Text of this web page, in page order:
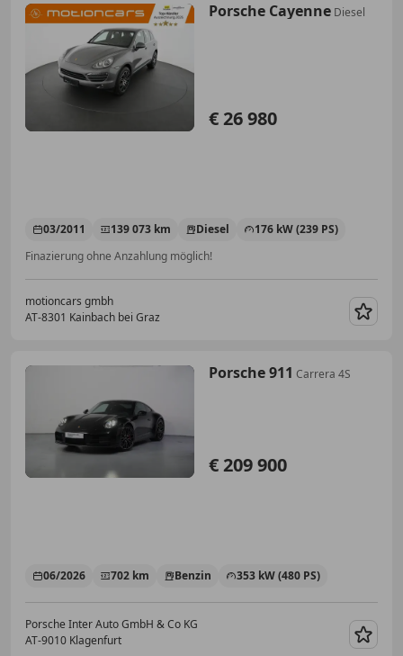
Porsche Cayenne Diesel
€ 26 980
03/2011 139 073 km Diesel
176 kW (239 PS)
Finazierung ohne Anzahlung möglich!
motioncars gmbh
AT-8301 Kainbach bei Graz
Porsche 911 Carrera 4S
€ 209 900
06/2026 702 km Benzin 353 kW (480 PS)
Porsche Inter Auto GmbH & Co KG
AT-9010 Klagenfurt